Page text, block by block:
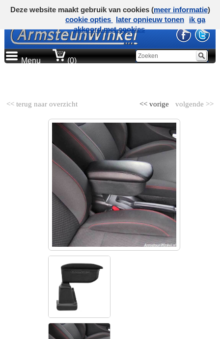
Menu (0)
<< terug naar overzicht volgende >>
<< vorige
Deze website maakt gebruik van cookies (meer informatie)
cookie opties
later opnieuw tonen
ik ga
akkoord met cookies